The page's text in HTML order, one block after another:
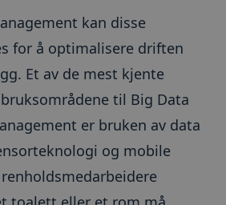
kan disse
for å optimalisere driften
Et av de mest kjente
til Big Data
er bruken av data
og mobile